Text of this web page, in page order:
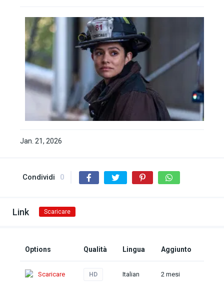
Jan. 21, 2026
Condividi 0
Link Scaricare
Options Qualità Lingua Aggiunto
Scaricare HD Italian 2 mesi